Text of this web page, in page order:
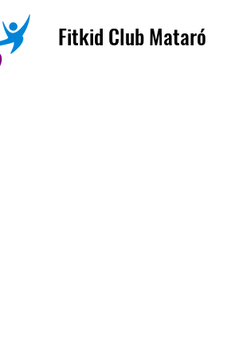
Fitkid Club Mataró